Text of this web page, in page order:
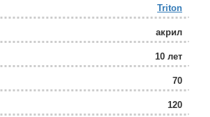
Triton
акрил
10 лет
70
120